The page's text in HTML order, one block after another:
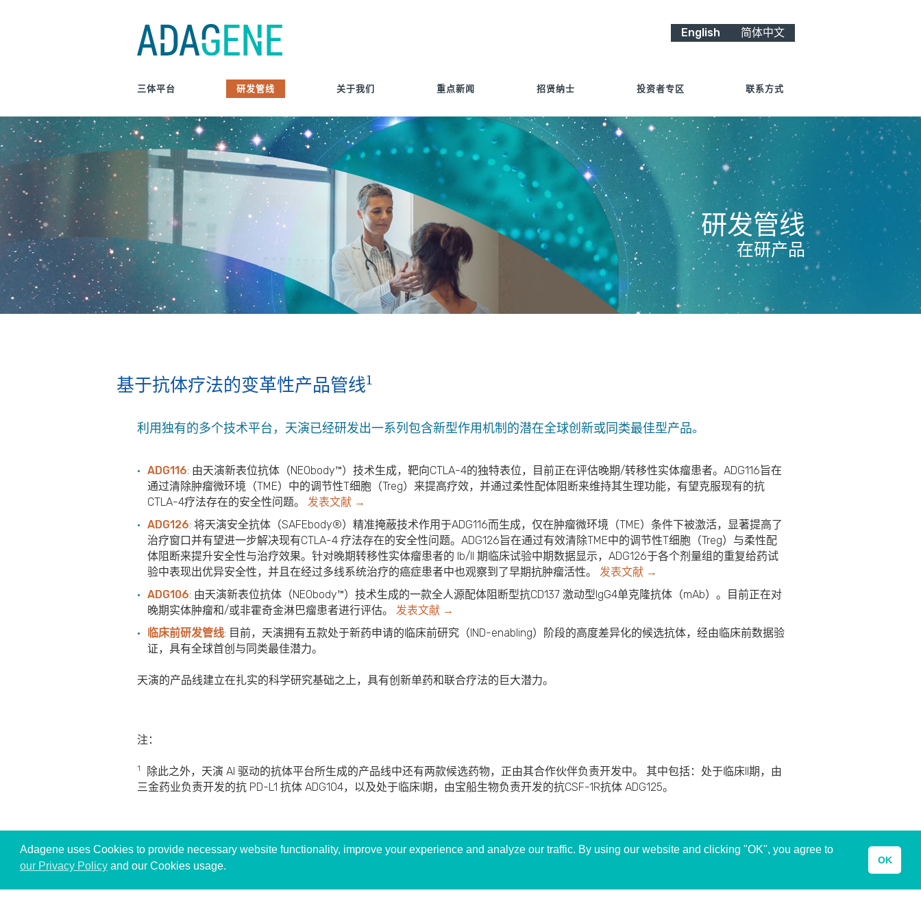
English 简体中文
三体平台 研发管线 关于我们 重点新闻 招贤纳士 投资者专区 联系方式
研发管线
在研产品
基于抗体疗法的变革性产品管线1
利用独有的多个技术平台，天演已经研发出一系列包含新型作用机制的潜在全球创新或同类最佳型产品。
ADG116: 由天演新表位抗体（NEObody™）技术生成，靶向CTLA-4的独特表位，目前正在评估晚期/转移性实体瘤患者。ADG116旨在
通过清除肿瘤微环境（TME）中的调节性T细胞（Treg）来提高疗效，并通过柔性配体阻断来维持其生理功能，有望克服现有的抗
CTLA-4疗法存在的安全性问题。 发表文献 →
ADG126: 将天演安全抗体（SAFEbody®）精准掩蔽技术作用于ADG116而生成，仅在肿瘤微环境（TME）条件下被激活，显著提高了
治疗窗口并有望进一步解决现有CTLA-4 疗法存在的安全性问题。ADG126旨在通过有效清除TME中的调节性T细胞（Treg）与柔性配
体阻断来提升安全性与治疗效果。针对晚期转移性实体瘤患者的 Ib/II 期临床试验中期数据显示，ADG126于各个剂量组的重复给药试
验中表现出优异安全性，并且在经过多线系统治疗的癌症患者中也观察到了早期抗肿瘤活性。 发表文献 →
ADG106: 由天演新表位抗体（NEObody™）技术生成的一款全人源配体阻断型抗CD137 激动型IgG4单克隆抗体（mAb）。目前正在对
晚期实体肿瘤和/或非霍奇金淋巴瘤患者进行评估。 发表文献 →
临床前研发管线: 目前，天演拥有五款处于新药申请的临床前研究（IND-enabling）阶段的高度差异化的候选抗体，经由临床前数据验
证，具有全球首创与同类最佳潜力。
天演的产品线建立在扎实的科学研究基础之上，具有创新单药和联合疗法的巨大潜力。
注：
1 除此之外，天演 AI 驱动的抗体平台所生成的产品线中还有两款候选药物，正由其合作伙伴负责开发中。 其中包括：处于临床II 期，由
三金药业负责开发的抗PD-L1 抗体ADG104，以及处于临床I期，由宝船生物负责开发的抗CSF-1R抗体ADG125。
Adagene uses Cookies to provide necessary website functionality, improve your experience and analyze our traffic. By using our website and clicking "OK", you agree to
our Privacy Policyand our Cookies usage. OK